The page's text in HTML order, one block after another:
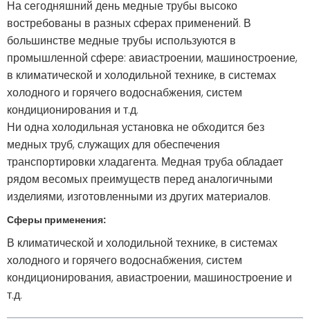
На сегодняшний день медные трубы высоко
востребованы в разных сферах применений. В
большинстве медные трубы используются в
промышленной сфере: авиастроении, машиностроение,
в климатической и холодильной технике, в системах
холодного и горячего водоснабжения, систем
кондиционирования и т.д.
Ни одна холодильная установка не обходится без
медных труб, служащих для обеспечения
транспортировки хладагента. Медная труба обладает
рядом весомых преимуществ перед аналогичными
изделиями, изготовленными из других материалов.
Сферы применения:
В климатической и холодильной технике, в системах
холодного и горячего водоснабжения, систем
кондиционирования, авиастроении, машиностроение и
т.д.